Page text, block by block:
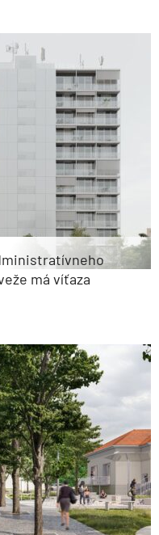
má víťaza